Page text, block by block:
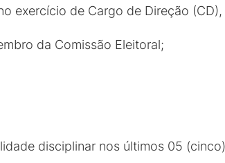
exercício de Cargo de Direção
da Comissão Eleitoral;
disciplinar nos últimos 05